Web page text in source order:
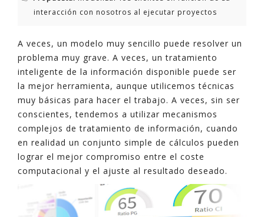
interacción con nosotros al ejecutar proyectos
A veces, un modelo muy sencillo puede resolver un
problema muy grave. A veces, un tratamiento
inteligente de la información disponible puede ser
la mejor herramienta, aunque utilicemos técnicas
muy básicas para hacer el trabajo. A veces, sin ser
conscientes, tendemos a utilizar mecanismos
complejos de tratamiento de información, cuando
en realidad un conjunto simple de cálculos pueden
lograr el mejor compromiso entre el coste
computacional y el ajuste al resultado deseado.